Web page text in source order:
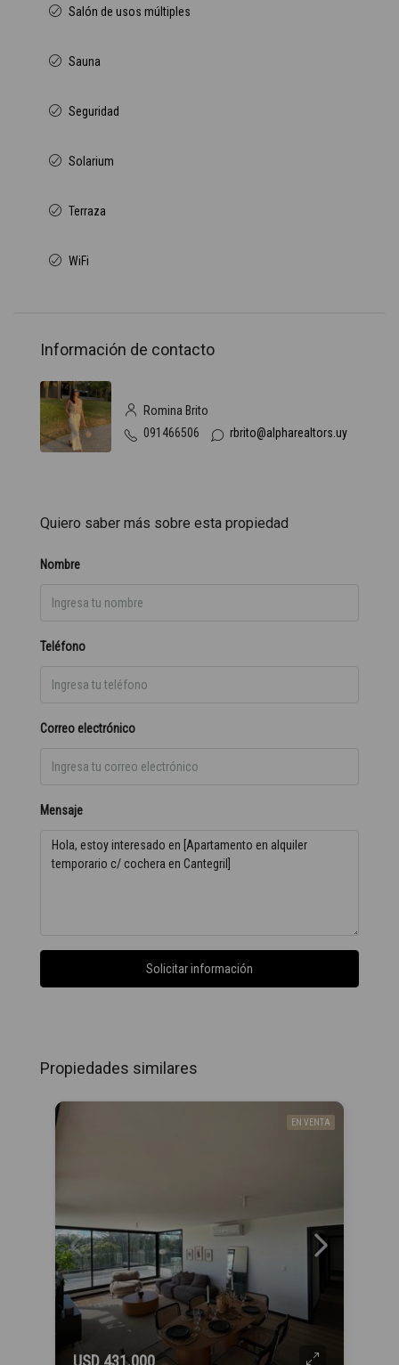
Salón de usos múltiples
Sauna
Seguridad
Solarium
Terraza
WiFi
Información de contacto
Romina Brito
091466506
rbrito@alpharealtors.uy
Quiero saber más sobre esta propiedad
Nombre
Teléfono
Correo electrónico
Mensaje
Solicitar información
Propiedades similares
EN VENTA
USD 431.000